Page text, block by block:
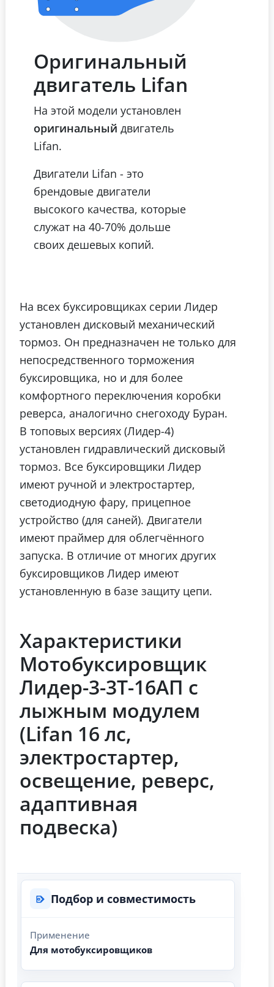
Оригинальный
двигатель Lifan
На этой модели установлен
оригинальный двигатель
Lifan.
Двигатели Lifan - это
брендовые двигатели
высокого качества, которые
служат на 40-70% дольше
своих дешевых копий.
На всех буксировщиках серии Лидер
установлен дисковый механический
тормоз. Он предназначен не только для
непосредственного торможения
буксировщика, но и для более
комфортного переключения коробки
реверса, аналогично снегоходу Буран.
В топовых версиях (Лидер-4)
установлен гидравлический дисковый
тормоз. Все буксировщики Лидер
имеют ручной и электростартер,
светодиодную фару, прицепное
устройство (для саней). Двигатели
имеют праймер для облегчённого
запуска. В отличие от многих других
буксировщиков Лидер имеют
установленную в базе защиту цепи.
Характеристики
Мотобуксировщик
Лидер-3-3Т-16АП с
лыжным модулем
(Lifan 16 лc,
электростартер,
освещение, реверс,
адаптивная
подвеска)
Подбор и совместимость
Применение
Для мотобуксировщиков